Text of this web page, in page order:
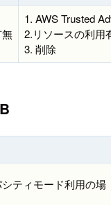
1. AWS Trusted
2.リソースの利用
3. 削除
シティモード利用の場